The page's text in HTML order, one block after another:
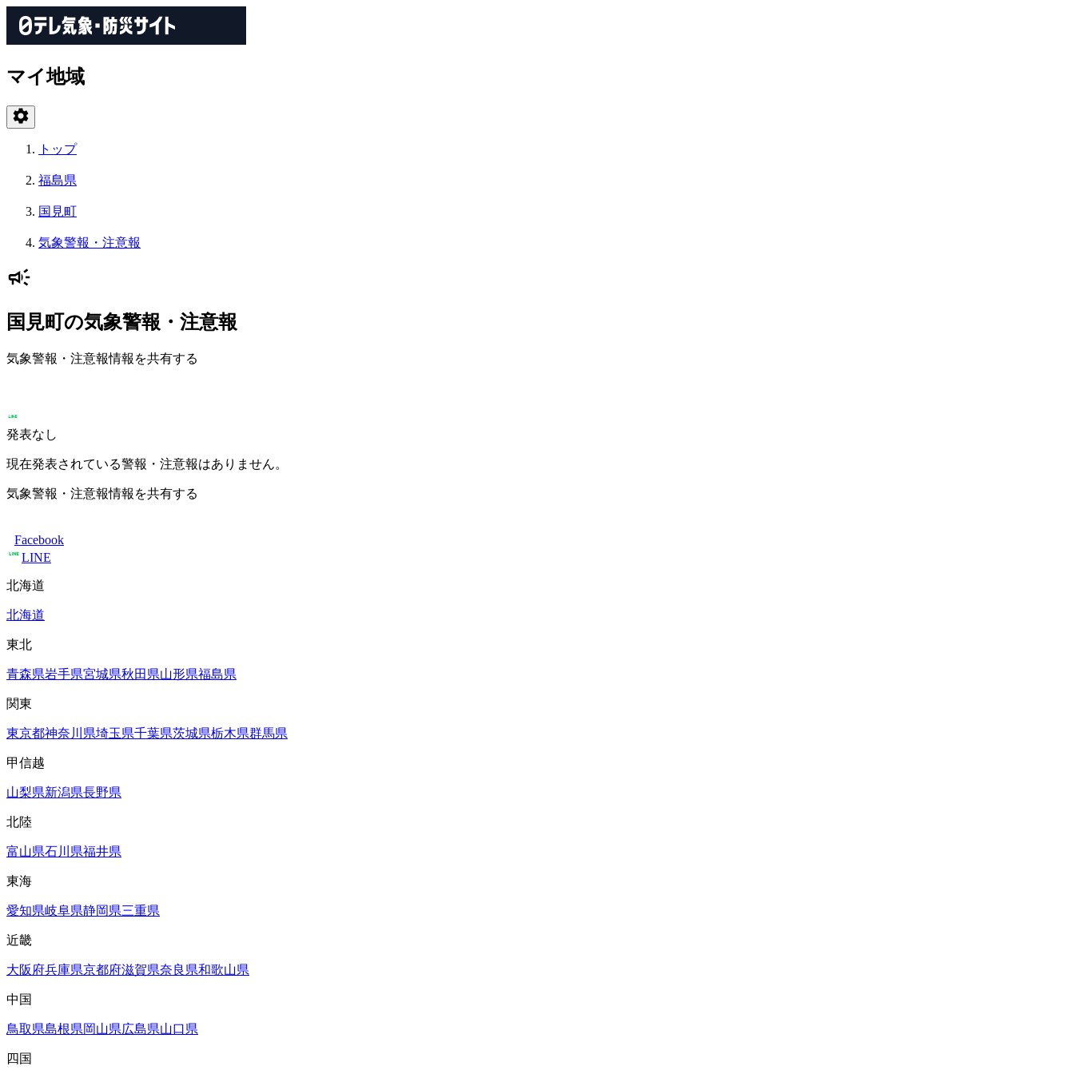
マイ地域
トップ
福島県
国見町
気象警報・注意報
国見町の気象警報・注意報
気象警報・注意報情報を共有する
発表なし
現在発表されている警報・注意報はありません。
気象警報・注意報情報を共有する
Facebook
LINE
北海道
北海道
東北
青森県岩手県宮城県秋田県山形県福島県
関東
東京都神奈川県埼玉県千葉県茨城県栃木県群馬県
甲信越
山梨県新潟県長野県
北陸
富山県石川県福井県
東海
愛知県岐阜県静岡県三重県
近畿
大阪府兵庫県京都府滋賀県奈良県和歌山県
中国
鳥取県島根県岡山県広島県山口県
四国